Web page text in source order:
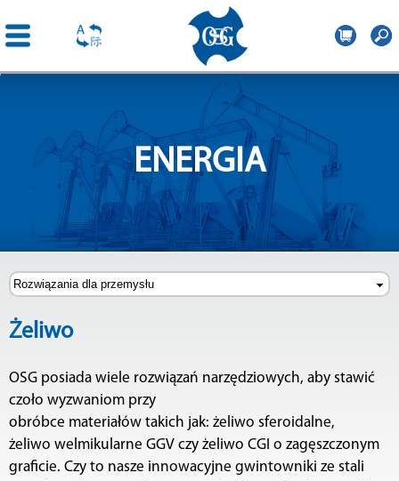
treści
Poland
ENERGIA
Żeliwo
OSG posiada wiele rozwiązań narzędziowych, aby stawić
czoło wyzwaniom przy
obróbce materiałów takich jak: żeliwo sferoidalne,
żeliwo welmikularne GGV czy żeliwo CGI o zagęszczonym
graficie. Czy to nasze innowacyjne gwintowniki ze stali